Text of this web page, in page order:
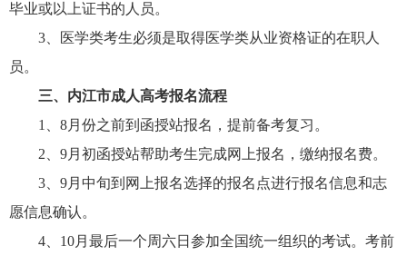
毕业或以上证书的人员。
3、医学类考生必须是取得医学类从业资格证的在职人
员。
三、内江市成人高考报名流程
1、8月份之前到函授站报名，提前备考复习。
2、9月初函授站帮助考生完成网上报名，缴纳报名费。
3、9月中旬到网上报名选择的报名点进行报名信息和志
愿信息确认。
4、10月最后一个周六日参加全国统一组织的考试。考前